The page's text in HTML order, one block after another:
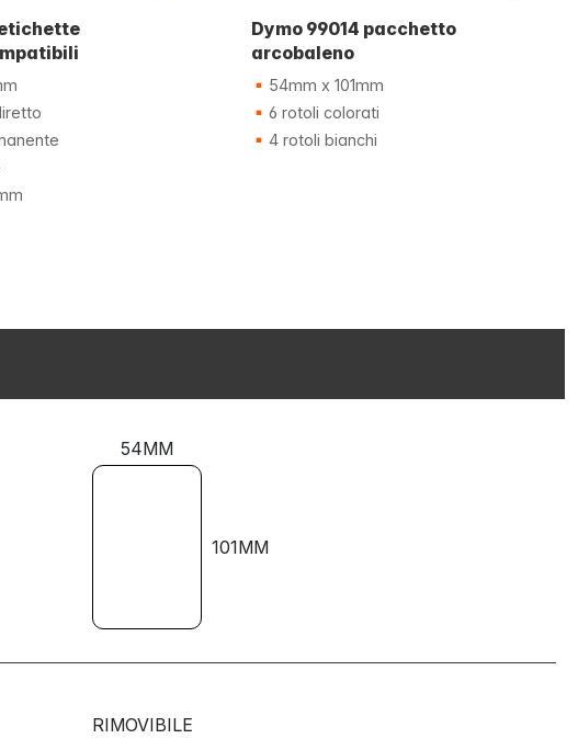
Dymo 99014 pacchetto
arcobaleno
54mm x 101mm
6 rotoli colorati
4 rotoli bianchi
54MM
101MM
RIMOVIBILE